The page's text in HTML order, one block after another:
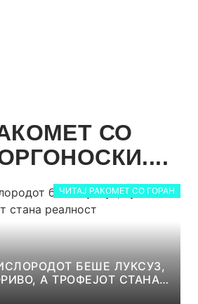
СО
ЧИТАЈ РАКОМЕТ СО ГОРАН
БЕШЕ ЛУКСУЗ,
А ТРОФЕЈОТ СТАНА